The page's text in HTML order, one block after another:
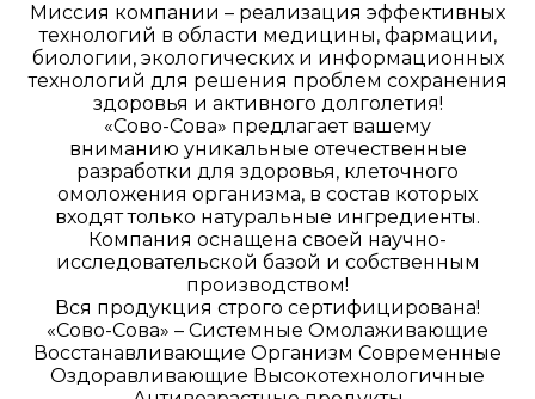
Миссия компании – реализация эффективных
технологий в области медицины, фармации,
биологии, экологических и информационных
технологий для решения проблем сохранения
здоровья и активного долголетия!
«Сово-Сова» предлагает вашему
вниманию уникальные отечественные
разработки для здоровья, клеточного
омоложения организма, в состав которых
входят только натуральные ингредиенты.
Компания оснащена своей научно-
исследовательской базой и собственным
производством!
Вся продукция строго сертифицирована!
«Сово-Сова» – Системные Омолаживающие
Восстанавливающие Организм Современные
Оздоравливающие Высокотехнологичные